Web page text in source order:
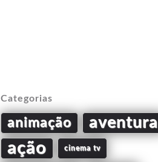
Categorias
animação aventura
ação cinema tv